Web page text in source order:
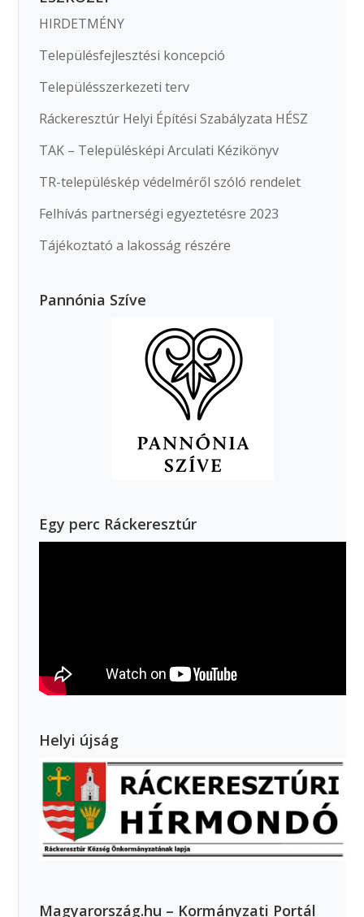
HIRDETMÉNY
Településfejlesztési koncepció
Településszerkezeti terv
Ráckeresztúr Helyi Építési Szabályzata HÉSZ
TAK – Településképi Arculati Kézikönyv
TR-településkép védelméről szóló rendelet
Felhívás partnerségi egyeztetésre 2023
Tájékoztató a lakosság részére
Pannónia Szíve
Egy perc Ráckeresztúr
Helyi újság
Magyarország.hu – Kormányzati Portál